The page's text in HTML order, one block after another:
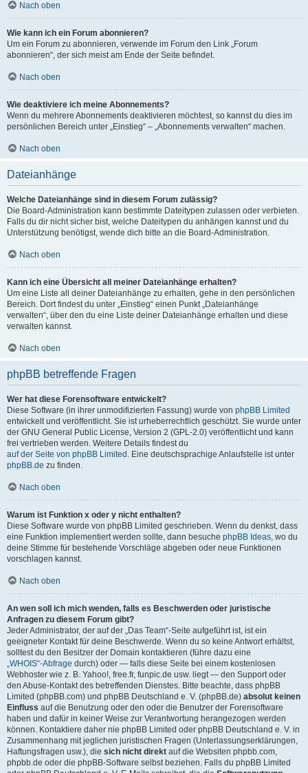
Nach oben
Wie kann ich ein Forum abonnieren?
Um ein Forum zu abonnieren, verwende im Forum den Link „Forum
abonnieren“, der sich meist am Ende der Seite befindet.
Nach oben
Wie deaktiviere ich meine Abonnements?
Wenn du mehrere Abonnements deaktivieren möchtest, so kannst du dies im
persönlichen Bereich unter „Einstieg“ – „Abonnements verwalten“ machen.
Nach oben
Dateianhänge
Welche Dateianhänge sind in diesem Forum zulässig?
Die Board-Administration kann bestimmte Dateitypen zulassen oder verbieten.
Falls du dir nicht sicher bist, welche Dateitypen du anhängen kannst und du
Unterstützung benötigst, wende dich bitte an die Board-Administration.
Nach oben
Kann ich eine Übersicht all meiner Dateianhänge erhalten?
Um eine Liste all deiner Dateianhänge zu erhalten, gehe in den persönlichen
Bereich. Dort findest du unter „Einstieg“ einen Punkt „Dateianhänge
verwalten“, über den du eine Liste deiner Dateianhänge erhalten und diese
verwalten kannst.
Nach oben
phpBB betreffende Fragen
Wer hat diese Forensoftware entwickelt?
Diese Software (in ihrer unmodifizierten Fassung) wurde von phpBB Limited
entwickelt und veröffentlicht. Sie ist urheberrechtlich geschützt. Sie wurde unter
der GNU General Public License, Version 2 (GPL-2.0) veröffentlicht und kann
frei vertrieben werden. Weitere Details findest du
auf der Seite von phpBB Limited . Eine deutschsprachige Anlaufstelle ist unter
phpBB.de zu finden.
Nach oben
Warum ist Funktion x oder y nicht enthalten?
Diese Software wurde von phpBB Limited geschrieben. Wenn du denkst, dass
eine Funktion implementiert werden sollte, dann besuche phpBB Ideas, wo du
deine Stimme für bestehende Vorschläge abgeben oder neue Funktionen
vorschlagen kannst.
Nach oben
An wen soll ich mich wenden, falls es Beschwerden oder juristische
Anfragen zu diesem Forum gibt?
Jeder Administrator, der auf der „Das Team“-Seite aufgeführt ist, ist ein
geeigneter Kontakt für deine Beschwerde. Wenn du so keine Antwort erhältst,
solltest du den Besitzer der Domain kontaktieren (führe dazu eine
„WHOIS“-Abfrage durch) oder — falls diese Seite bei einem kostenlosen
Webhoster wie z. B. Yahoo!, free.fr, funpic.de usw. liegt — den Support oder
den Abuse-Kontakt des betreffenden Dienstes. Bitte beachte, dass phpBB
Limited (phpBB.com) und phpBB Deutschland e. V. (phpBB.de) absolut keinen
Einfluss auf die Benutzung oder den oder die Benutzer der Forensoftware
haben und dafür in keiner Weise zur Verantwortung herangezogen werden
können. Kontaktiere daher nie phpBB Limited oder phpBB Deutschland e. V. in
Zusammenhang mit jeglichen juristischen Fragen (Unterlassungserklärungen,
Haftungsfragen usw.), die sich nicht direkt auf die Websiten phpbb.com,
phpbb.de oder die phpBB-Software selbst beziehen. Falls du phpBB Limited